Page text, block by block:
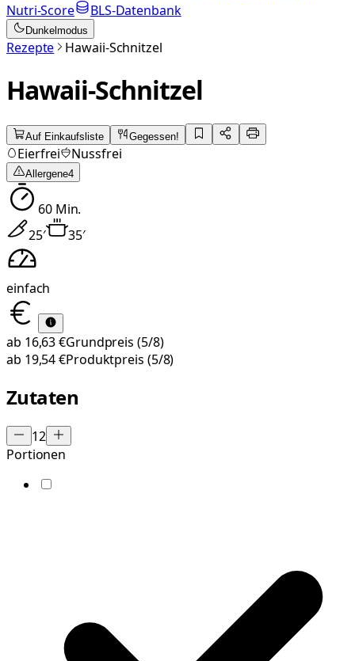
Nutri-Score
BLS-Datenbank
Dunkelmodus
Rezepte Hawaii-Schnitzel
Hawaii-Schnitzel
Auf Einkaufsliste Gegessen!
Eierfrei Nussfrei
Allergene4
60Min.
25′ 35′
einfach
ab 16,63 €Grundpreis (5/8)
ab 19,54 €Produktpreis (5/8)
Zutaten
12
Portionen